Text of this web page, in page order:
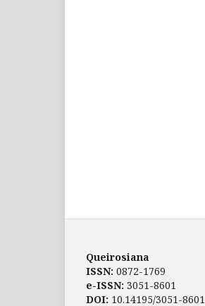
Queirosiana
ISSN: 0872-1769
e-ISSN: 3051-8601
DOI: 10.14195/3051-8601